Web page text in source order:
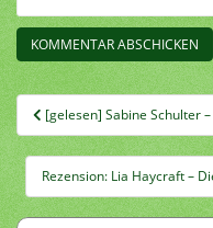
[gelesen] Sabine Schulter
Rezension: Lia Haycraft –